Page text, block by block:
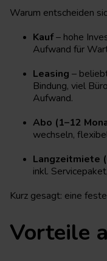
Warum entscheiden
Kauf– hohe
Aufwand für
Leasing –
Bindung, viel
Aufwand.
Abo (1–12
wechseln,
Langzeitmiete
inkl.
Kurz gesagt: eine
Vorteile